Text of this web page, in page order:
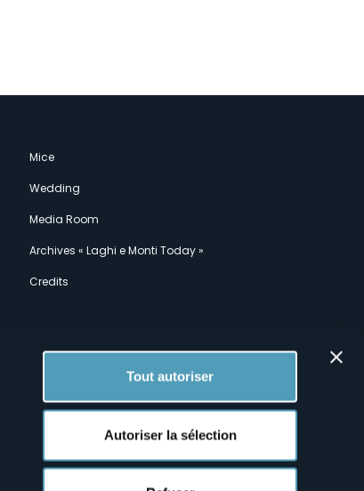
Tout autoriser
Autoriser la sélection
Mice
Wedding
Media Room
Archives « Laghi e Monti Today »
Credits